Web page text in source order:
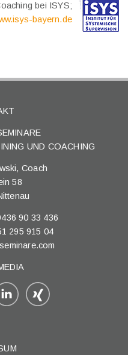
bei ISYS;
bayern.de
UND COACHING
Coach
58
90 33 436
295 915 04